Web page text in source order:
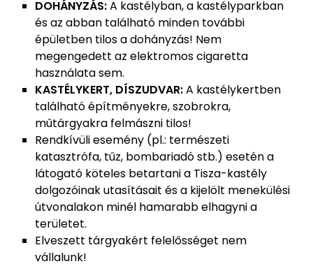
DOHÁNYZÁS:A kastélyban, a kastélyparkban
és az abban található minden további
épületben tilos a dohányzás! Nem
megengedett az elektromos cigaretta
használata sem.
KASTÉLYKERT, DÍSZUDVAR:A kastélykertben
található építményekre, szobrokra,
műtárgyakra felmászni tilos!
Rendkívüli esemény (pl.: természeti
katasztrófa, tűz, bombariadó stb.) esetén a
látogató köteles betartani a Tisza-kastély
dolgozóinak utasításait és a kijelölt menekülési
útvonalakon minél hamarabb elhagyni a
területet.
Elveszett tárgyakért felelősséget nem
vállalunk!